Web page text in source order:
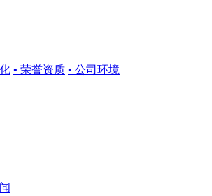
▪ 荣誉资质 ▪ 公司环境